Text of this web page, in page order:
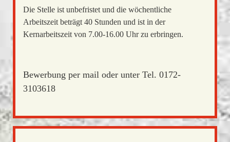
Die Stelle ist unbefristet und die wöchentliche
Arbeitszeit beträgt 40 Stunden und ist in der
Kernarbeitszeit von 7.00-16.00 Uhr zu erbringen.
Bewerbung per mail oder unter Tel. 0172-
3103618